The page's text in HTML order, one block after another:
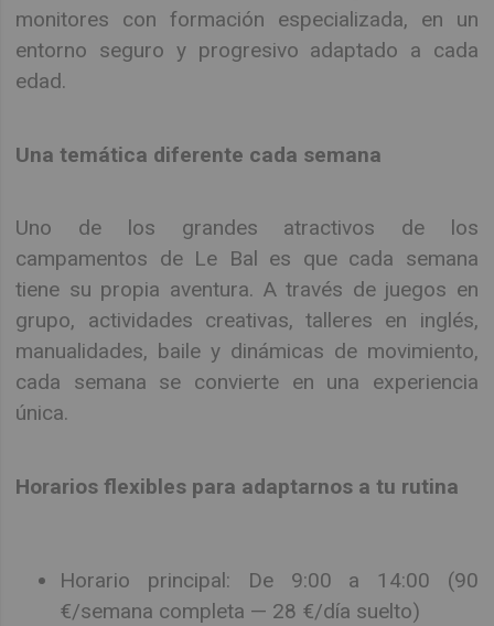
monitores con formación especializada, en un
entorno seguro y progresivo adaptado a cada
edad.
Una temática diferente cada semana
Uno de los grandes atractivos de los
campamentos de Le Bal es que cada semana
tiene su propia aventura. A través de juegos en
grupo, actividades creativas, talleres en inglés,
manualidades, baile y dinámicas de movimiento,
cada semana se convierte en una experiencia
única.
Horarios flexibles para adaptarnos a tu rutina
Horario principal: De 9:00 a 14:00 (90
€/semana completa — 28 €/día suelto)